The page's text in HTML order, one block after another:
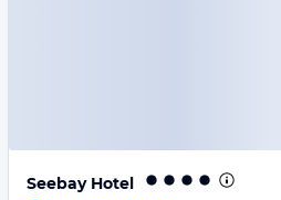
Seebay Hotel